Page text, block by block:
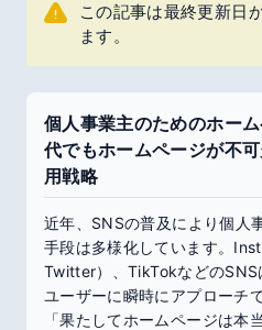
この記事は最終更新日
ます。
個人事業主のためのホー
代でもホームページが不
用戦略
近年、SNSの普及により個人
手段は多様化しています。
Twitter）、TikTokなどのSNS
ユーザーに瞬時にアプローチ
「果たしてホームページは本